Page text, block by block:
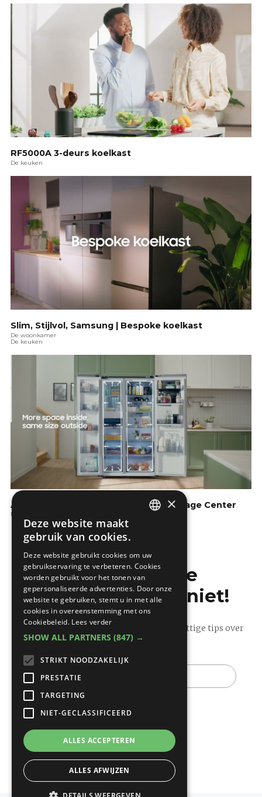
RF5000A 3-deurs koelkast
De keuken
Slim, Stijlvol, Samsung | Bespoke koelkast
De woonkamer
De keuken
Amerikaanse koelkast RS8000 | Beverage Center
De keuken
Mis de laatste
bouwnieuwtjes niet!
Ontvang onze wekelijkse updates vol nuttige tips over
bouwen en verbouwen.
E-
mail
×
Deze website maakt
gebruik van cookies.
Deze website gebruikt cookies om uw
gebruikservaring te verbeteren. Cookies
worden gebruikt voor het tonen van
gepersonaliseerde advertenties. Door onze
website te gebruiken, stemt u in met alle
cookies in overeenstemming met ons
Cookiebeleid. Lees verder
SHOW ALL PARTNERS (847) →
STRIKT NOODZAKELIJK
PRESTATIE
TARGETING
NIET-GECLASSIFICEERD
ALLES ACCEPTEREN
ALLES AFWIJZEN